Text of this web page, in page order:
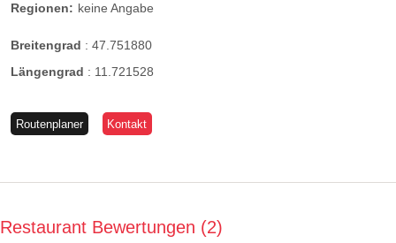
Regionen: keine Angabe
Breitengrad : 47.751880
Längengrad : 11.721528
Routenplaner Kontakt
Restaurant Bewertungen 2